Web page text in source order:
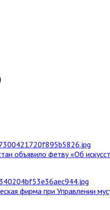
объявило фетву «Об
фирма при Управлении